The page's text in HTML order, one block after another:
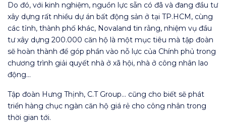
Do đó, với kinh nghiệm, nguồn lực sẵn có đã và đang đầu tư
xây dựng rất nhiều dự án bất động sản ở tại TP.HCM, cùng
các tỉnh, thành phố khác, Novaland tin rằng, nhiệm vụ đầu
tư xây dựng 200.000 căn hộ là một mục tiêu mà tập đoàn
sẽ hoàn thành để góp phần vào nỗ lực của Chính phủ trong
chương trình giải quyết nhà ở xã hội, nhà ở công nhân lao
động…
Tập đoàn Hưng Thịnh, C.T Group… cũng cho biết sẽ phát
triển hàng chục ngàn căn hộ giá rẻ cho công nhân trong
thời gian tới.